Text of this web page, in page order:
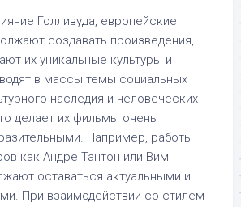
Голливуда, европейские
создавать произведения,
их уникальные культуры и
в массы темы социальных
наследия и человеческих
делает их фильмы очень
Например, работы
как Андре Тантон или Вим
оставаться актуальными и
При взаимодействии со стилем